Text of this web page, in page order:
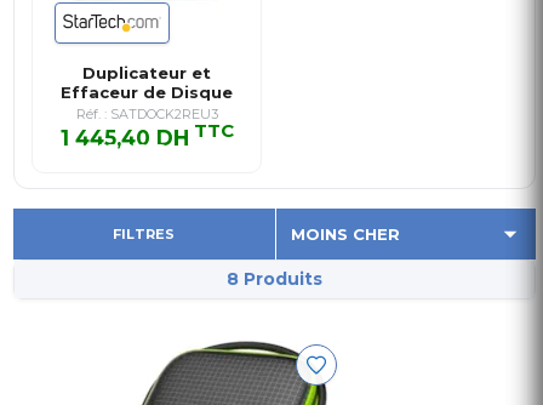
Duplicateur et
Effaceur de Disque
Dur à 2 ba…
Réf. : SATDOCK2REU3
1 445,40 DH TTC
1 445,40 DH TTC
FILTRES
8 Produits